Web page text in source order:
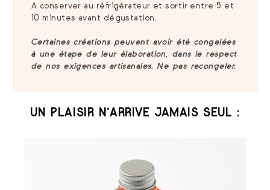
A conserver au réfrigérateur et sortir entre 5 et
10 minutes avant dégustation.
Certaines créations peuvent avoir été congelées
à une étape de leur élaboration, dans le respect
de nos exigences artisanales. Ne pas recongeler.
UN PLAISIR N‘ARRIVE JAMAIS SEUL :